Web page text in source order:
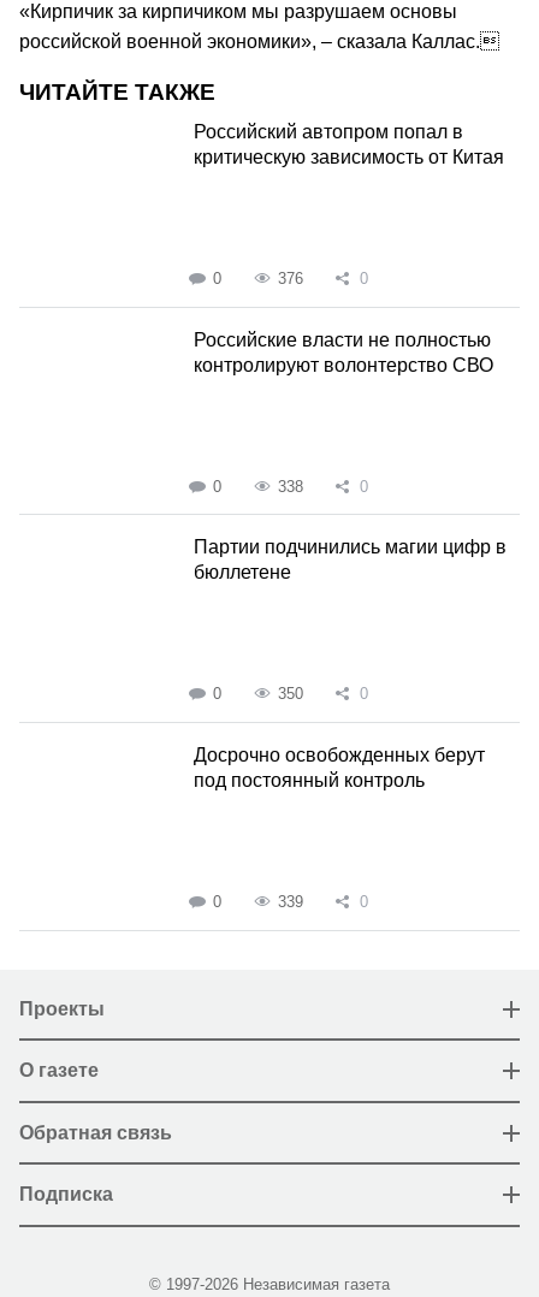
«Кирпичик за кирпичиком мы разрушаем основы
российской военной экономики», – сказала Каллас.
ЧИТАЙТЕ ТАКЖЕ
Российский автопром попал в
критическую зависимость от Китая
0 376 0
Российские власти не полностью
контролируют волонтерство СВО
0 338 0
Партии подчинились магии цифр в
бюллетене
0 350 0
Досрочно освобожденных берут
под постоянный контроль
0 339 0
Проекты
О газете
Обратная связь
Подписка
© 1997-2026 Независимая газета